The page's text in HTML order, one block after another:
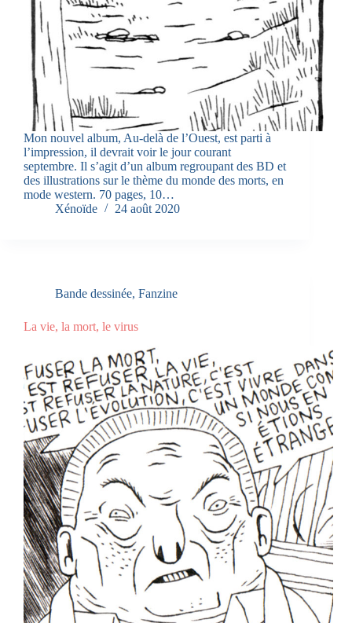
Mon nouvel album, Au-delà de l’Ouest, est parti à
l’impression, il devrait voir le jour courant
septembre. Il s’agit d’un album regroupant des BD et
des illustrations sur le thème du monde des morts, en
mode western. 70 pages, 10…
Xénoïde
24 août 2020
Bande dessinée, Fanzine
La vie, la mort, le virus